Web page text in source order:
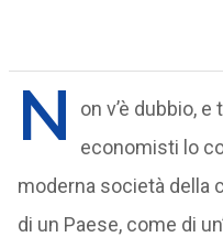
N
on v’è dubbio,
economisti lo
moderna società della
di un Paese, come di